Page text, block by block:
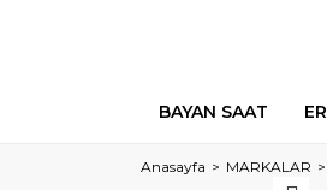
BAYAN SAAT
Anasayfa MARKALAR